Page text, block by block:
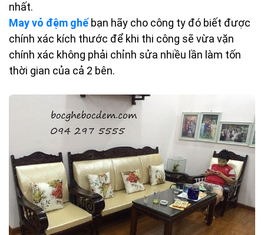
nhất.
May vỏ đệm ghế bạn hãy cho công ty đó biết được
chính xác kích thước để khi thi công sẽ vừa vặn
chính xác không phải chỉnh sửa nhiều lần làm tốn
thời gian của cả 2 bên.